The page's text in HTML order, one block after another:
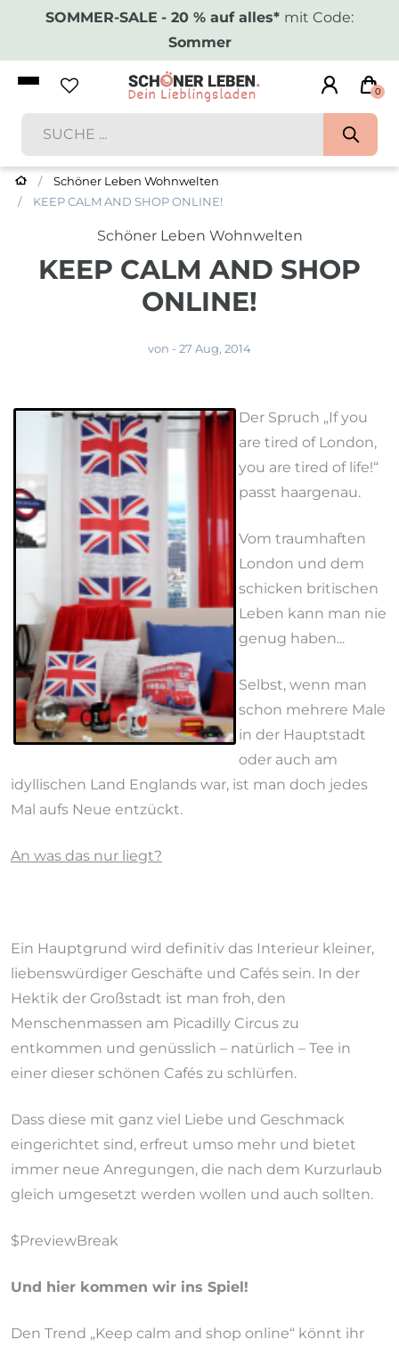
SOMMER-SALE - 20 % auf alles* mit Code:
Sommer
0
Schöner Leben Wohnwelten
KEEP CALM AND SHOP ONLINE!
Schöner Leben Wohnwelten
KEEP CALM AND SHOP
ONLINE!
von - 27 Aug, 2014
Der Spruch „If you
are tired of London,
you are tired of life!“
passt haargenau.
Vom traumhaften
London und dem
schicken britischen
Leben kann man nie
genug haben...
Selbst, wenn man
schon mehrere Male
in der Hauptstadt
oder auch am
idyllischen Land Englands war, ist man doch jedes
Mal aufs Neue entzückt.
An was das nur liegt?
Ein Hauptgrund wird definitiv das Interieur kleiner,
liebenswürdiger Geschäfte und Cafés sein. In der
Hektik der Großstadt ist man froh, den
Menschenmassen am Picadilly Circus zu
entkommen und genüsslich – natürlich – Tee in
einer dieser schönen Cafés zu schlürfen.
Dass diese mit ganz viel Liebe und Geschmack
eingerichtet sind, erfreut umso mehr und bietet
immer neue Anregungen, die nach dem Kurzurlaub
gleich umgesetzt werden wollen und auch sollten.
$PreviewBreak
Und hier kommen wir ins Spiel!
Den Trend „Keep calm and shop online“ könnt ihr